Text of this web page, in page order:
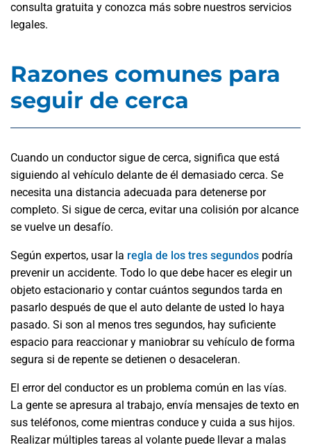
consulta gratuita y conozca más sobre nuestros servicios
legales.
Razones comunes para
seguir de cerca
Cuando un conductor sigue de cerca, significa que está
siguiendo al vehículo delante de él demasiado cerca. Se
necesita una distancia adecuada para detenerse por
completo. Si sigue de cerca, evitar una colisión por alcance
se vuelve un desafío.
Según expertos, usar la regla de los tres segundos podría
prevenir un accidente. Todo lo que debe hacer es elegir un
objeto estacionario y contar cuántos segundos tarda en
pasarlo después de que el auto delante de usted lo haya
pasado. Si son al menos tres segundos, hay suficiente
espacio para reaccionar y maniobrar su vehículo de forma
segura si de repente se detienen o desaceleran.
El error del conductor es un problema común en las vías.
La gente se apresura al trabajo, envía mensajes de texto en
sus teléfonos, come mientras conduce y cuida a sus hijos.
Realizar múltiples tareas al volante puede llevar a malas